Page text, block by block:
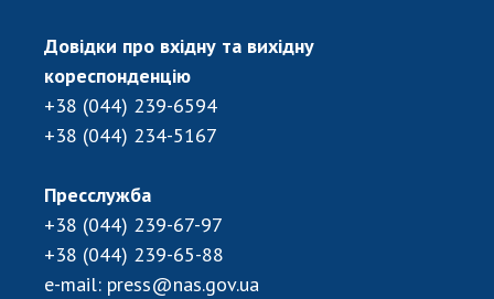
Довідки про вхідну та вихідну
кореспонденцію
+38 (044) 239-6594
+38 (044) 234-5167
Пресслужба
+38 (044) 239-67-97
+38 (044) 239-65-88
e-mail: press@nas.gov.ua